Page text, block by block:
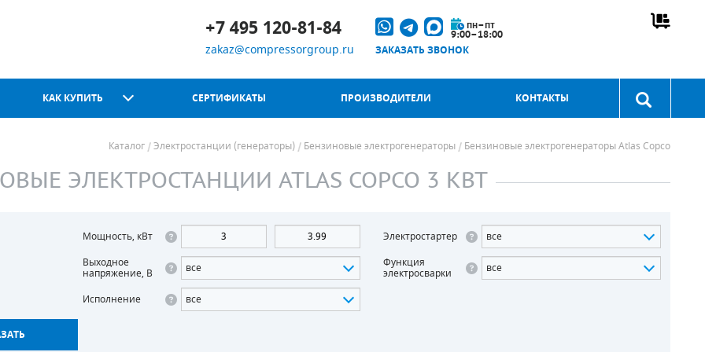
+7 495 120-81-84
zakaz@compressorgroup.ru
пн–пт
9:00–18:00
ЗАКАЗАТЬ ЗВОНОК
КАК КУПИТЬ СЕРТИФИКАТЫ ПРОИЗВОДИТЕЛИ КОНТАКТЫ
Каталог Электростанции (генераторы) Бензиновые электрогенераторы Бензиновые электрогенераторы Atlas Copco
ЭЛЕКТРОСТАНЦИИ ATLAS COPCO 3 КВТ
Мощность, кВт Электростартер
все
Выходное
напряжение, В все Функция
электросварки все
Исполнение все